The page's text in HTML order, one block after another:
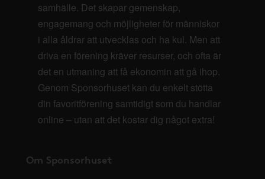
samhälle. Det skapar gemenskap,
engagemang och möjligheter för människor
i alla åldrar att utvecklas och ha kul. Men att
driva en förening kräver resurser, och ofta är
det en utmaning att få ekonomin att gå ihop.
Genom Sponsorhuset kan du enkelt stötta
din favoritförening samtidigt som du handlar
online – utan att det kostar dig något extra!
Om Sponsorhuset